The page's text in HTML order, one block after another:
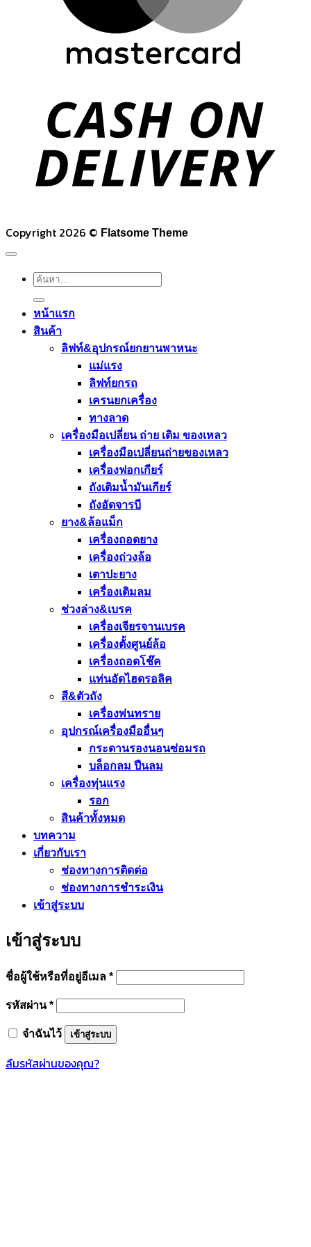
Copyright 2026 © Flatsome Theme
ค้นหา:
หน้าแรก
สินค้า
ลิฟท์&อุปกรณ์ยกยานพาหนะ
แม่แรง
ลิฟท์ยกรถ
เครนยกเครื่อง
ทางลาด
เครื่องมือเปลี่ยน ถ่าย เติม ของเหลว
เครื่องมือเปลี่ยนถ่ายของเหลว
เครื่องฟอกเกียร์
ถังเติมน้ำมันเกียร์
ถังอัดจารบี
ยาง&ล้อแม็ก
เครื่องถอดยาง
เครื่องถ่วงล้อ
เตาปะยาง
เครื่องเติมลม
ช่วงล่าง&เบรค
เครื่องเจียรจานเบรค
เครื่องตั้งศูนย์ล้อ
เครื่องถอดโช๊ค
แท่นอัดไฮดรอลิค
สี&ตัวถัง
เครื่องพ่นทราย
อุปกรณ์เครื่องมืออื่นๆ
กระดานรองนอนซ่อมรถ
บล็อกลม ปืนลม
เครื่องทุ่นแรง
รอก
สินค้าทั้งหมด
บทความ
เกี่ยวกับเรา
ช่องทางการติดต่อ
ช่องทางการชำระเงิน
เข้าสู่ระบบ
เข้าสู่ระบบ
ชื่อผู้ใช้หรือที่อยู่อีเมล *ต้องการ
รหัสผ่าน*ต้องการ
จำฉันไว้ เข้าสู่ระบบ
ลืมรหัสผ่านของคุณ?